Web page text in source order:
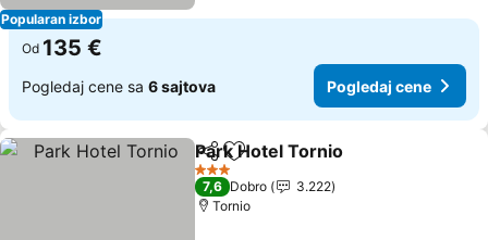
Popularan izbor
Od 135 €
Pogledaj cene sa 6 sajtova Pogledaj cene
Deli Dodati u favorite
Park Hotel Tornio
3 Zvezdice
7,6 Dobro
3.222
Tornio